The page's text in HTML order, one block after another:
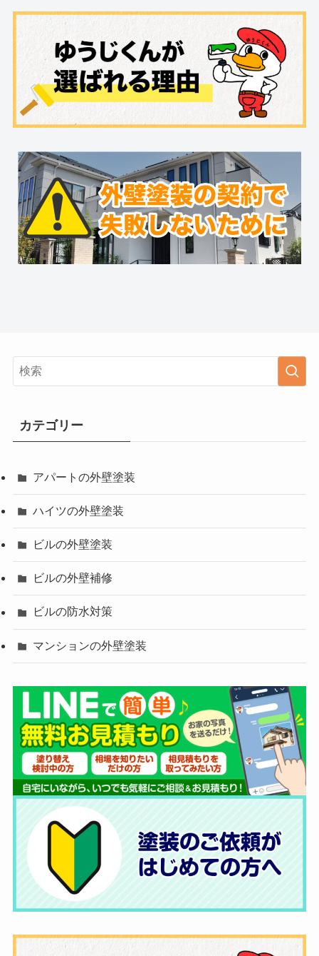
カテゴリー
アパートの外壁塗装
ハイツの外壁塗装
ビルの外壁塗装
ビルの外壁補修
ビルの防水対策
マンションの外壁塗装